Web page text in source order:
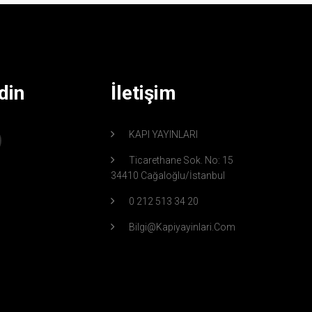
İletişim
KAPI YAYINLARI
Ticarethane Sok. No: 15
34410 Cağaloğlu/İstanbul
0 212 513 34 20
Bilgi@kapiyayinlari.com